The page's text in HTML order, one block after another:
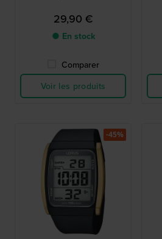
29,90 €
● En stock
Comparer
Voir les produits
-45%